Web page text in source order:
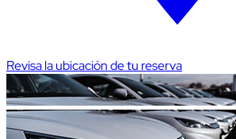
Revisa la ubicación de tu reserva